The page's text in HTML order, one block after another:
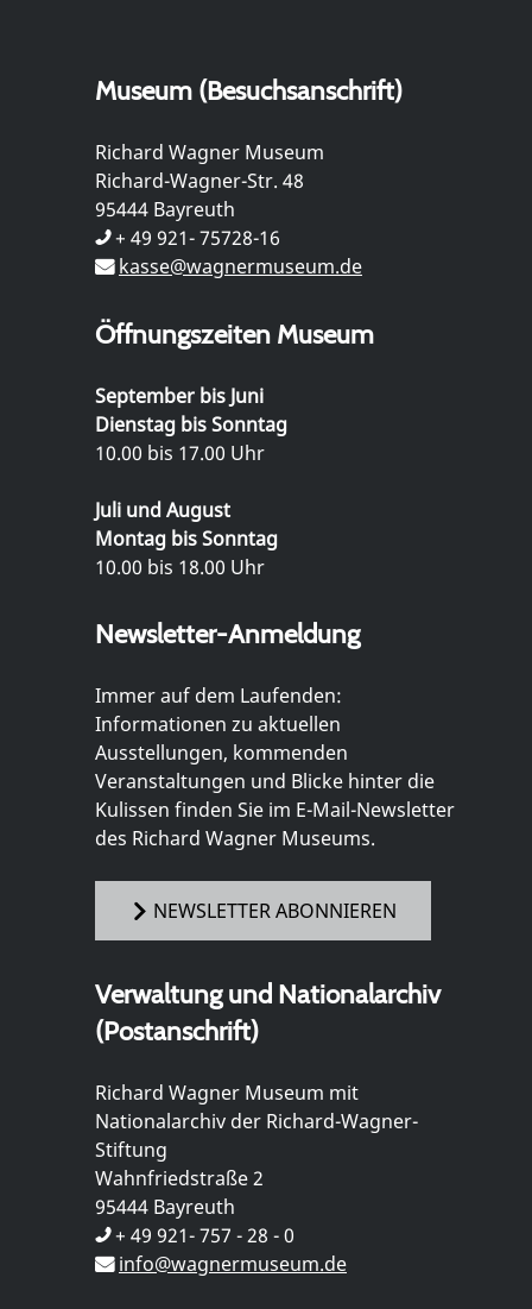
Museum (Besuchsanschrift)
Richard Wagner Museum
Richard-Wagner-Str. 48
95444 Bayreuth
+ 49 921- 75728-16
kasse@wagnermuseum.de
Öffnungszeiten Museum
September bis Juni
Dienstag bis Sonntag
10.00 bis 17.00 Uhr
Juli und August
Montag bis Sonntag
10.00 bis 18.00 Uhr
Newsletter-Anmeldung
Immer auf dem Laufenden:
Informationen zu aktuellen
Ausstellungen, kommenden
Veranstaltungen und Blicke hinter die
Kulissen finden Sie im E-Mail-Newsletter
des Richard Wagner Museums.
NEWSLETTER ABONNIEREN
Verwaltung und Nationalarchiv
(Postanschrift)
Richard Wagner Museum mit
Nationalarchiv der Richard-Wagner-
Stiftung
Wahnfriedstraße 2
95444 Bayreuth
+ 49 921- 757 - 28 - 0
info@wagnermuseum.de